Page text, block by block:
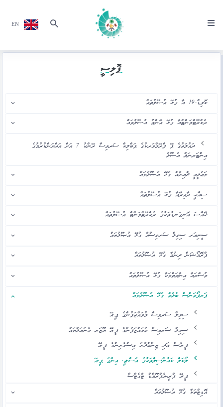
EN
ޕޮލިސީ
ކޮވިޑް-19 އާ ގުޅޭ އުޞޫލުތައް
ރެކްރޫޓްމަންޓްއާ ގުޅޭ އާންމު އުޞޫލުތައް
ދައުލަތުގެ ޕޭ ފްރޭމްވަރކުގެ ޕަބްލިކް ސަރވިސް ރޭންކު 7 އަށް އައްޔަންކުރުމުގެ
އިންޓަރނަލް އުޞޫލު
ތަޢުލީމީ ދާއިރާއާ ގުޅޭ އުޞޫލުތައް
ޞިއްޙީ ދާއިރާއާ ގުޅޭ އުޞޫލުތައް
ޚާއްޞަ އޮނިގަނޑުތަކުގެ ރެކްރޫޓްމަންޓް އުޞޫލުތައް
ސީނިއަރ ސިވިލް ސަރވިސްއާ ގުޅޭ އުޞޫލުތައް
ޕްރޮމޯޝަން ދިނުމާ ގުޅޭ އުޞޫލުތައް
މުސާރައާ އިނާޔަތްތަކާ ގުޅޭ އުޞޫލުތައް
ޕަރފޯމަންސް ބެލުމާ ގުޅޭ އުޞޫލުތައް
ސިވިލް ސަރވިސް މުވައްޒަފުންގެ ޕީ.އޭ
ސިވިލް ސަރވިސް މުވައްޒަފުންގެ ޕީ.އޭ ޔޫޒަރ މެނުއަލްތައް
ޕީ.އެސް އަދި ޒިންމާދާރު އިސްވެރިންގެ ޕީ.އޭ
ލޯކަލް ކައުންސިލްތަކުގެ އެސް.ޖީ. އިންގެ ޕީ.އޭ
ޕީ.އޭ ޕްރީ-އެޕްރޫވްޑް ޓާގެޓްސް
އޮޑިޓްތަކާ ގުޅޭ އުޞޫލުތައް